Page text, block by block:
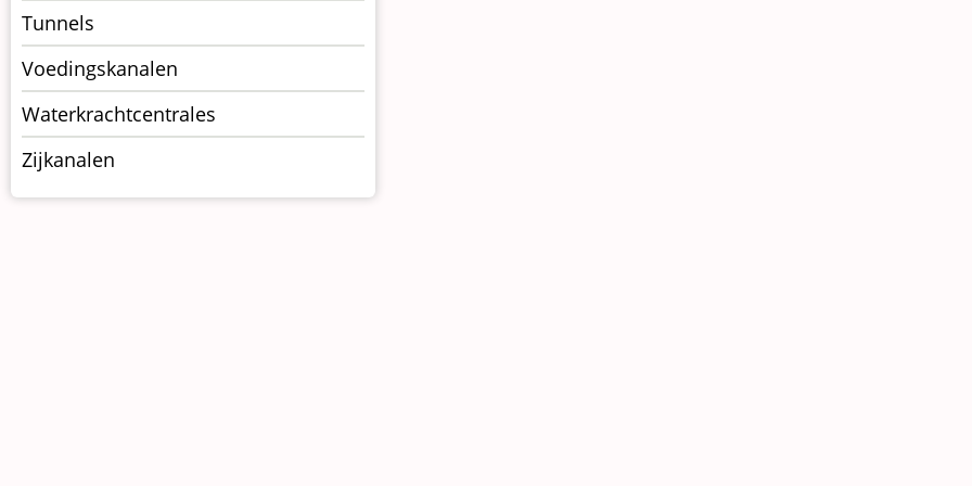
Tunnels
Voedingskanalen
Waterkrachtcentrales
Zijkanalen